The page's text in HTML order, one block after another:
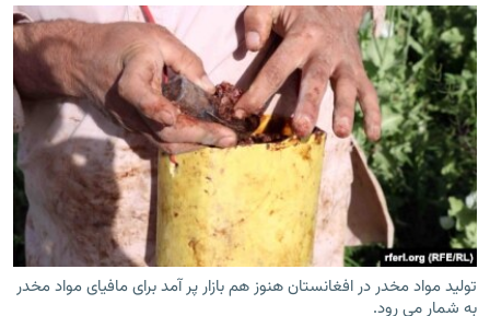
تولید مواد مخدر در افغانستان هنوز هم بازار پر آمد برای مافیای مواد مخدر
به شمار می رود.